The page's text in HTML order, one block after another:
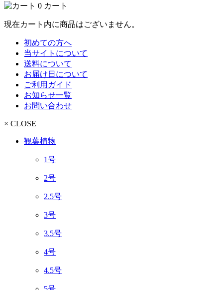
0 カート
現在カート内に商品はございません。
初めての方へ
当サイトについて
送料について
お届け日について
ご利用ガイド
お知らせ一覧
お問い合わせ
× CLOSE
観葉植物
1号
2号
2.5号
3号
3.5号
4号
4.5号